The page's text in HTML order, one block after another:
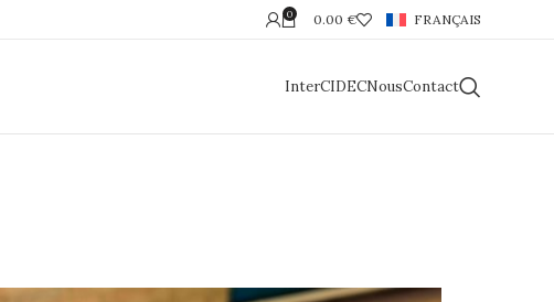
0 0.00 € FRANÇAIS
InterCIDECNousContact